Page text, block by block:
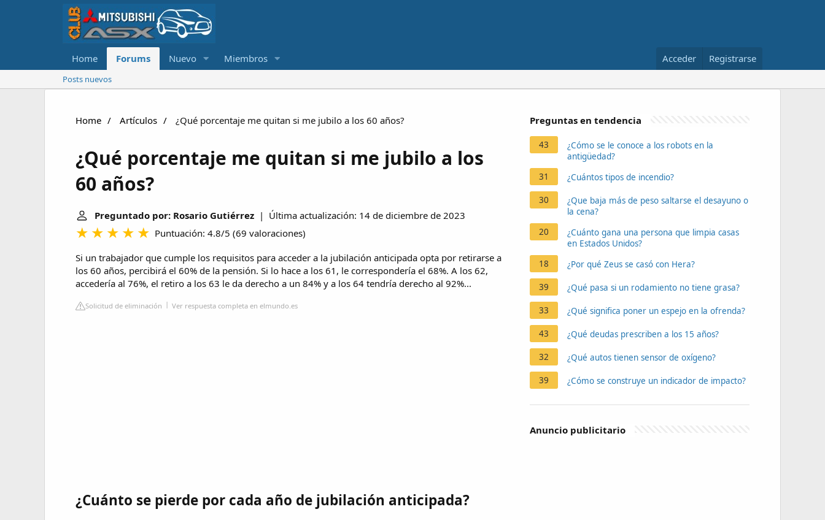
Home Forums Nuevo Miembros Acceder Registrarse
Posts nuevos
Home Artículos ¿Qué porcentaje me quitan si me jubilo a los 60 años?
¿Qué porcentaje me quitan si me jubilo a los
60 años?
Preguntado por: Rosario Gutiérrez | Última actualización: 14 de diciembre de 2023
Puntuación: 4.8/5 (69 valoraciones)
Si un trabajador que cumple los requisitos para acceder a la jubilación anticipada opta por retirarse a
los 60 años, percibirá el 60% de la pensión. Si lo hace a los 61, le correspondería el 68%. A los 62,
accedería al 76%, el retiro a los 63 le da derecho a un 84% y a los 64 tendría derecho al 92%...
Solicitud de eliminación Ver respuesta completa en elmundo.es
¿Cuánto se pierde por cada año de jubilación anticipada?
Preguntas en tendencia
43
¿Cómo se le conoce a los robots en la
antigüedad?
31
¿Cuántos tipos de incendio?
30
¿Que baja más de peso saltarse el desayuno o
la cena?
20
¿Cuánto gana una persona que limpia casas
en Estados Unidos?
18
¿Por qué Zeus se casó con Hera?
39 ¿Qué pasa si un rodamiento no tiene grasa?
33 ¿Qué significa poner un espejo en la ofrenda?
43 ¿Qué deudas prescriben a los 15 años?
32 ¿Qué autos tienen sensor de oxígeno?
39 ¿Cómo se construye un indicador de impacto?
Anuncio publicitario